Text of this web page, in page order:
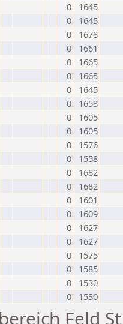
0
1645
0
1645
0
1678
0
1661
0
1665
0
1665
0
1645
0
1653
0
1605
0
1605
0
1576
0
1558
0
1682
0
1682
0
1601
0
1609
0
1627
0
1627
0
1575
0
1585
0
1530
0 1530
Feld